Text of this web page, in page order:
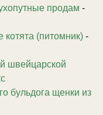
продам -
котята (питомник) -
швейцарской
бульдога щенки из